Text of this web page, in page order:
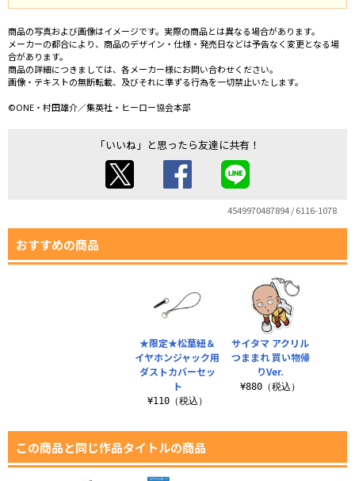
商品の写真および画像はイメージです。実際の商品とは異なる場合があります。
メーカーの都合により、商品のデザイン・仕様・発売日などは予告なく変更となる場
合があります。
商品の詳細につきましては、各メーカー様にお問い合わせください。
画像・テキストの無断転載、及びそれに準ずる行為を一切禁止いたします。
©ONE・村田雄介／集英社・ヒーロー協会本部
「いいね」と思ったら友達に共有！
4549970487894 / 6116-1078
おすすめの商品
★限定★松葉紐＆
イヤホンジャック用
ダストカバーセッ
ト
¥110（税込）
サイタマ アクリル
つままれ 買い物帰
りVer.
¥880（税込）
この商品と同じ作品タイトルの商品